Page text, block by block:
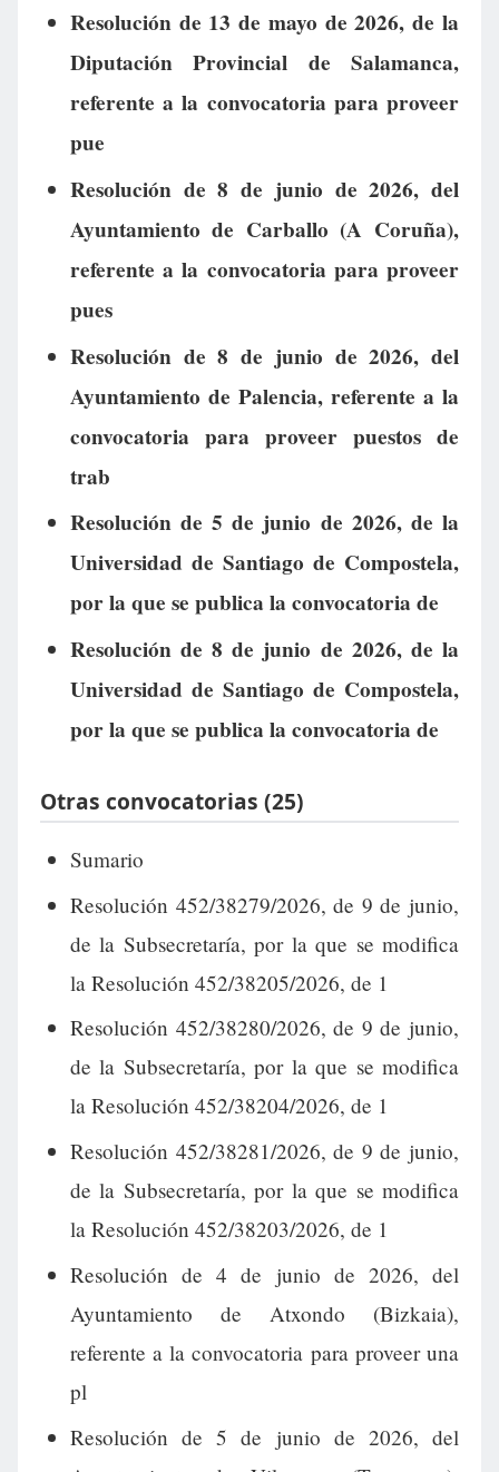
Resolución de 13 de mayo de 2026, de la
Diputación Provincial de Salamanca,
referente a la convocatoria para proveer
pue
Resolución de 8 de junio de 2026, del
Ayuntamiento de Carballo (A Coruña),
referente a la convocatoria para proveer
pues
Resolución de 8 de junio de 2026, del
Ayuntamiento de Palencia, referente a la
convocatoria para proveer puestos de
trab
Resolución de 5 de junio de 2026, de la
Universidad de Santiago de Compostela,
por la que se publica la convocatoria de
Resolución de 8 de junio de 2026, de la
Universidad de Santiago de Compostela,
por la que se publica la convocatoria de
Otras convocatorias (25)
Sumario
Resolución 452/38279/2026, de 9 de junio,
de la Subsecretaría, por la que se modifica
la Resolución 452/38205/2026, de 1
Resolución 452/38280/2026, de 9 de junio,
de la Subsecretaría, por la que se modifica
la Resolución 452/38204/2026, de 1
Resolución 452/38281/2026, de 9 de junio,
de la Subsecretaría, por la que se modifica
la Resolución 452/38203/2026, de 1
Resolución de 4 de junio de 2026, del
Ayuntamiento de Atxondo (Bizkaia),
referente a la convocatoria para proveer una
pl
Resolución de 5 de junio de 2026, del